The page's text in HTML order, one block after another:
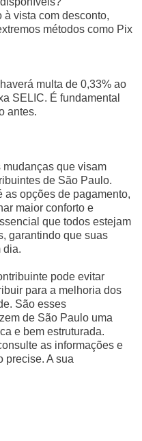
vista com desconto,
métodos como Pix
multa de 0,33% ao
SELIC. É fundamental
antes.
que visam
de São Paulo.
as opções de pagamento,
maior conforto e
que todos estejam
garantindo que suas
dia.
pode evitar
para a melhoria dos
São esses
de São Paulo uma
e bem estruturada.
as informações e
precise. A sua